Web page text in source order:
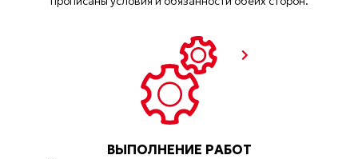
ВЫПОЛНЕНИЕ РАБОТ